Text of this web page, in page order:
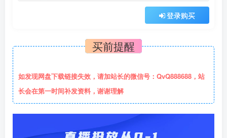
登录购买
买前提醒
如发现网盘下载链接失效，请加站长的微信号：QvQ888688，站
长会在第一时间补发资料，谢谢理解